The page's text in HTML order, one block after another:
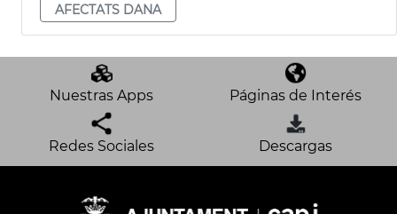
AFECTATS DANA
Nuestras Apps Páginas de Interés
Redes Sociales Descargas